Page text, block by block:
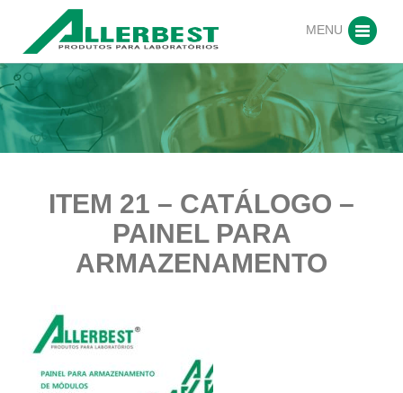
MENU
ITEM 21 – CATÁLOGO –
PAINEL PARA
ARMAZENAMENTO